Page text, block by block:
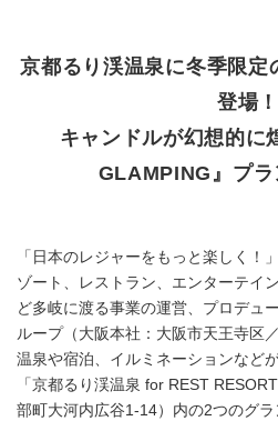
京都るり渓温泉に冬季限定
登場！
キャンドルが幻想的に
GLAMPING』プ
「日本のレジャーをもっと楽しく！
ゾート、レストラン、エンターテイ
ど多岐に渡る事業の運営、プロデュ
ループ（大阪本社：大阪市天王寺区
温泉や宿泊、イルミネーションなど
「京都るり渓温泉 for REST
部町大河内広谷1-14）内の2つのグラ